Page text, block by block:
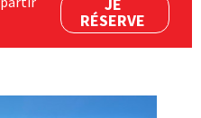
RÉSERVE